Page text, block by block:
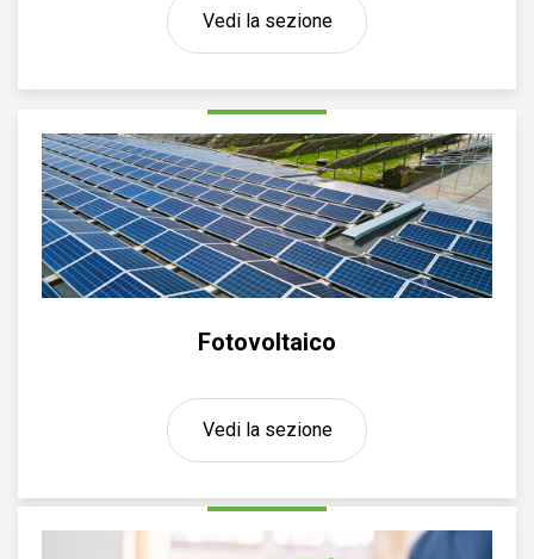
Vedi la sezione
Fotovoltaico
Vedi la sezione